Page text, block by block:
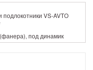
подлокотники VS-AVTO
под динамик